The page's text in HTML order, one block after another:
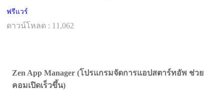
ฟรีแวร์
ดาวน์โหลด : 11,062
Zen App Manager (โปรแกรมจัดการแอปสตาร์ทอัพ ช่วย
คอมเปิดเร็วขึ้น)